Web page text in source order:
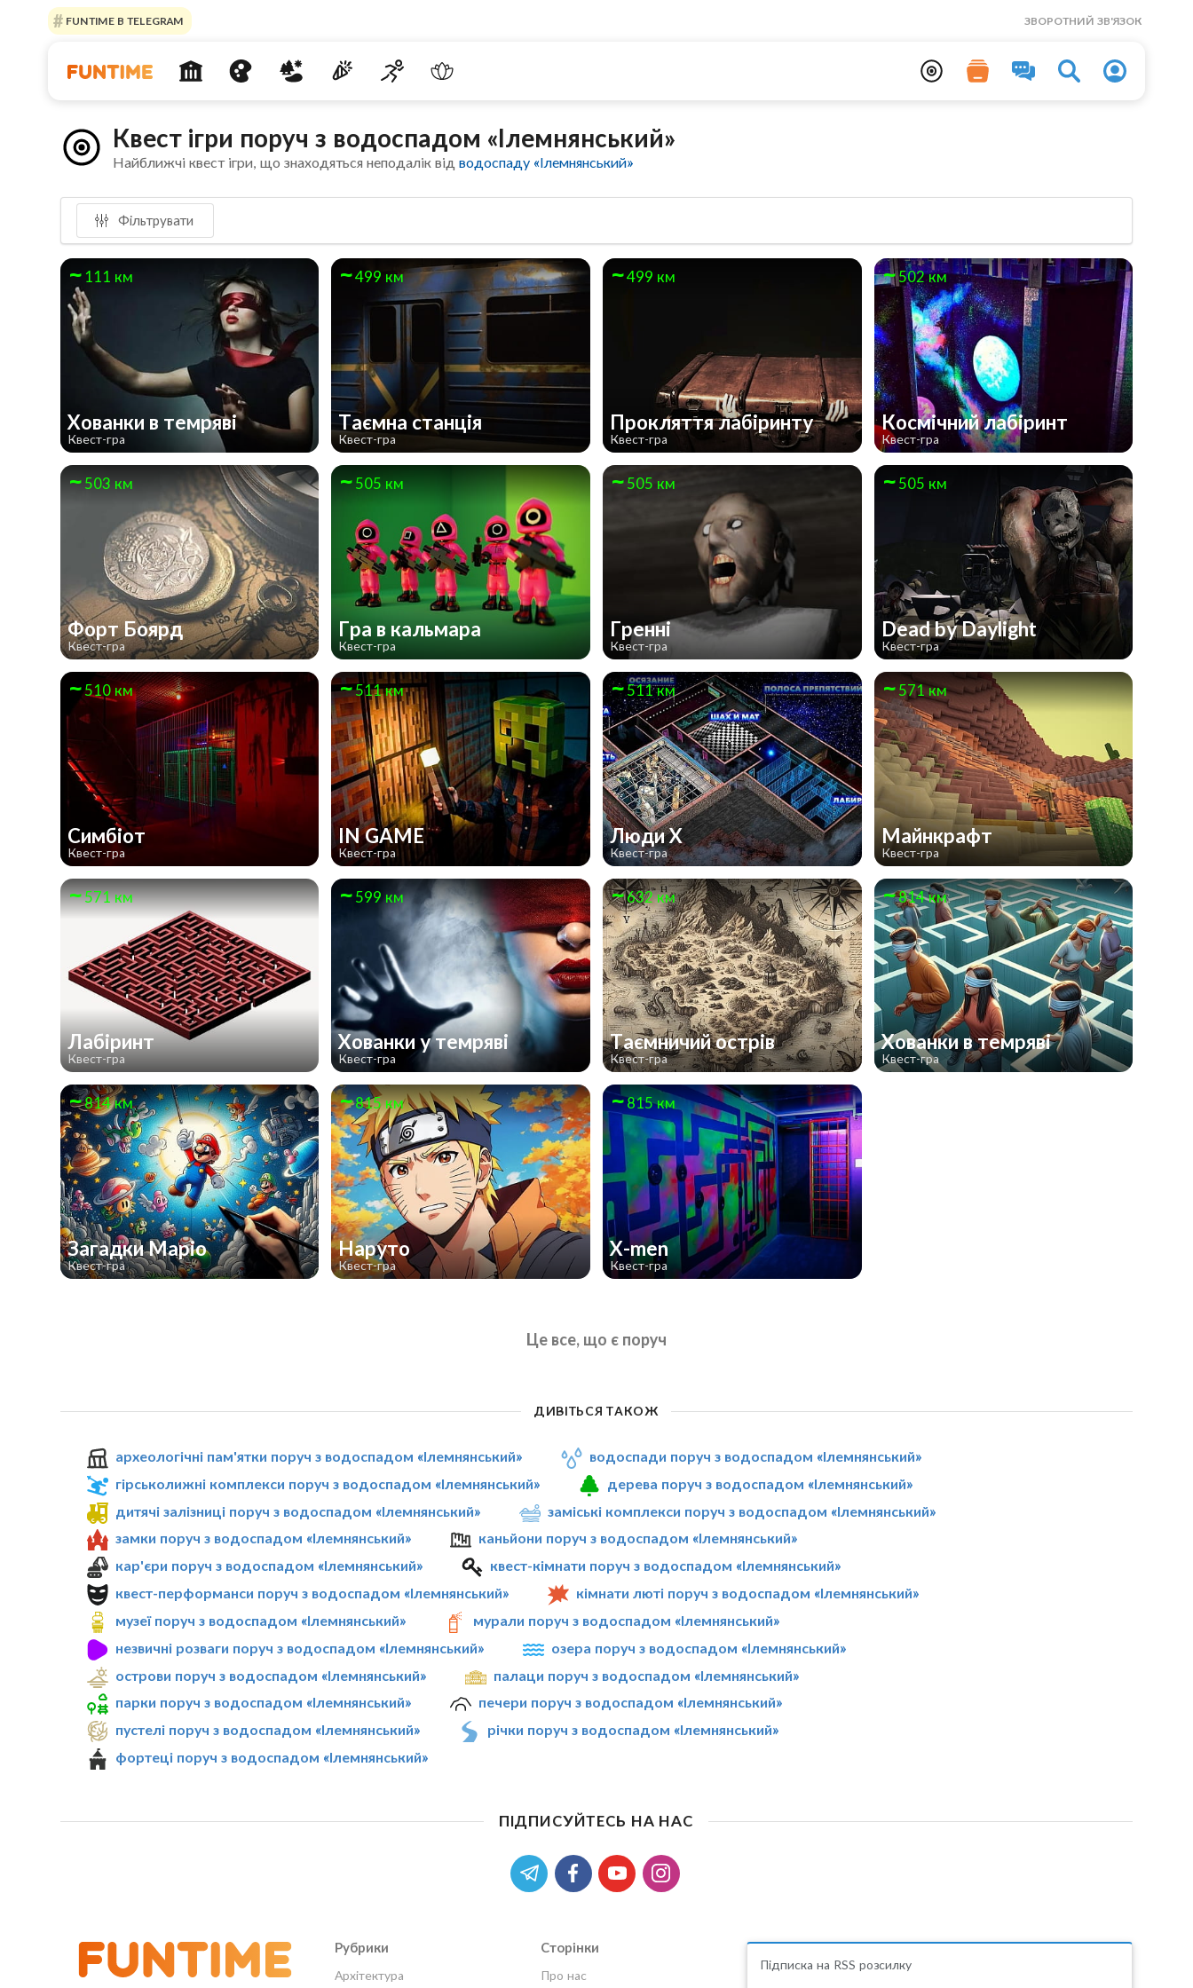
FUNTIME В TELEGRAM ЗВОРОТНИЙ ЗВ'ЯЗОК
Квест ігри поруч з водоспадом «Ілемнянський»
Найближчі квест ігри, що знаходяться неподалік відводоспаду «Ілемнянський»
Фільтрувати
111 км
Хованки в темряві
Квест-гра
499 км
Таємна станція
Квест-гра
499 км
Прокляття лабіринту
Квест-гра
502 км
Космічний лабіринт
Квест-гра
503 км
Форт Боярд
Квест-гра
505 км
Гра в кальмара
Квест-гра
505 км
Гренні
Квест-гра
505 км
Dead by Daylight
Квест-гра
510 км
Симбіот
Квест-гра
511 км
IN GAME
Квест-гра
511 км
Люди Х
Квест-гра
571 км
Майнкрафт
Квест-гра
571 км
Лабіринт
Квест-гра
599 км
Хованки у темряві
Квест-гра
632 км
Таємничий острів
Квест-гра
814 км
Хованки в темряві
Квест-гра
814 км
Загадки Маріо
Квест-гра
815 км
Наруто
Квест-гра
815 км
X-men
Квест-гра
Це все, що є поруч
ДИВІТЬСЯ ТАКОЖ
археологічні пам'ятки поруч з водоспадом «Ілемнянський»
водоспади поруч з водоспадом «Ілемнянський»
гірськолижні комплекси поруч з водоспадом «Ілемнянський»
дерева поруч з водоспадом «Ілемнянський»
дитячі залізниці поруч з водоспадом «Ілемнянський»
заміські комплекси поруч з водоспадом «Ілемнянський»
замки поруч з водоспадом «Ілемнянський»
каньйони поруч з водоспадом «Ілемнянський»
кар'єри поруч з водоспадом «Ілемнянський»
квест-кімнати поруч з водоспадом «Ілемнянський»
квест-перформанси поруч з водоспадом «Ілемнянський»
кімнати люті поруч з водоспадом «Ілемнянський»
музеї поруч з водоспадом «Ілемнянський»
мурали поруч з водоспадом «Ілемнянський»
незвичні розваги поруч з водоспадом «Ілемнянський»
озера поруч з водоспадом «Ілемнянський»
острови поруч з водоспадом «Ілемнянський»
палаци поруч з водоспадом «Ілемнянський»
парки поруч з водоспадом «Ілемнянський»
печери поруч з водоспадом «Ілемнянський»
пустелі поруч з водоспадом «Ілемнянський»
річки поруч з водоспадом «Ілемнянський»
фортеці поруч з водоспадом «Ілемнянський»
ПІДПИСУЙТЕСЬ НА НАС
Рубрики
Архітектура
Сторінки
Про нас
Підписка на RSS розсилку